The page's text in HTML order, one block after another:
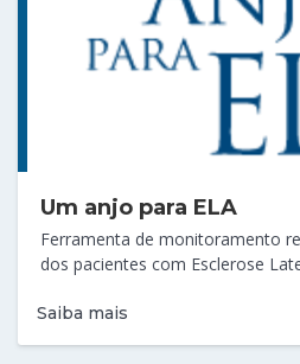
Um anjo para ELA
Ferramenta de monitoramento
dos pacientes com Esclerose
Saiba mais